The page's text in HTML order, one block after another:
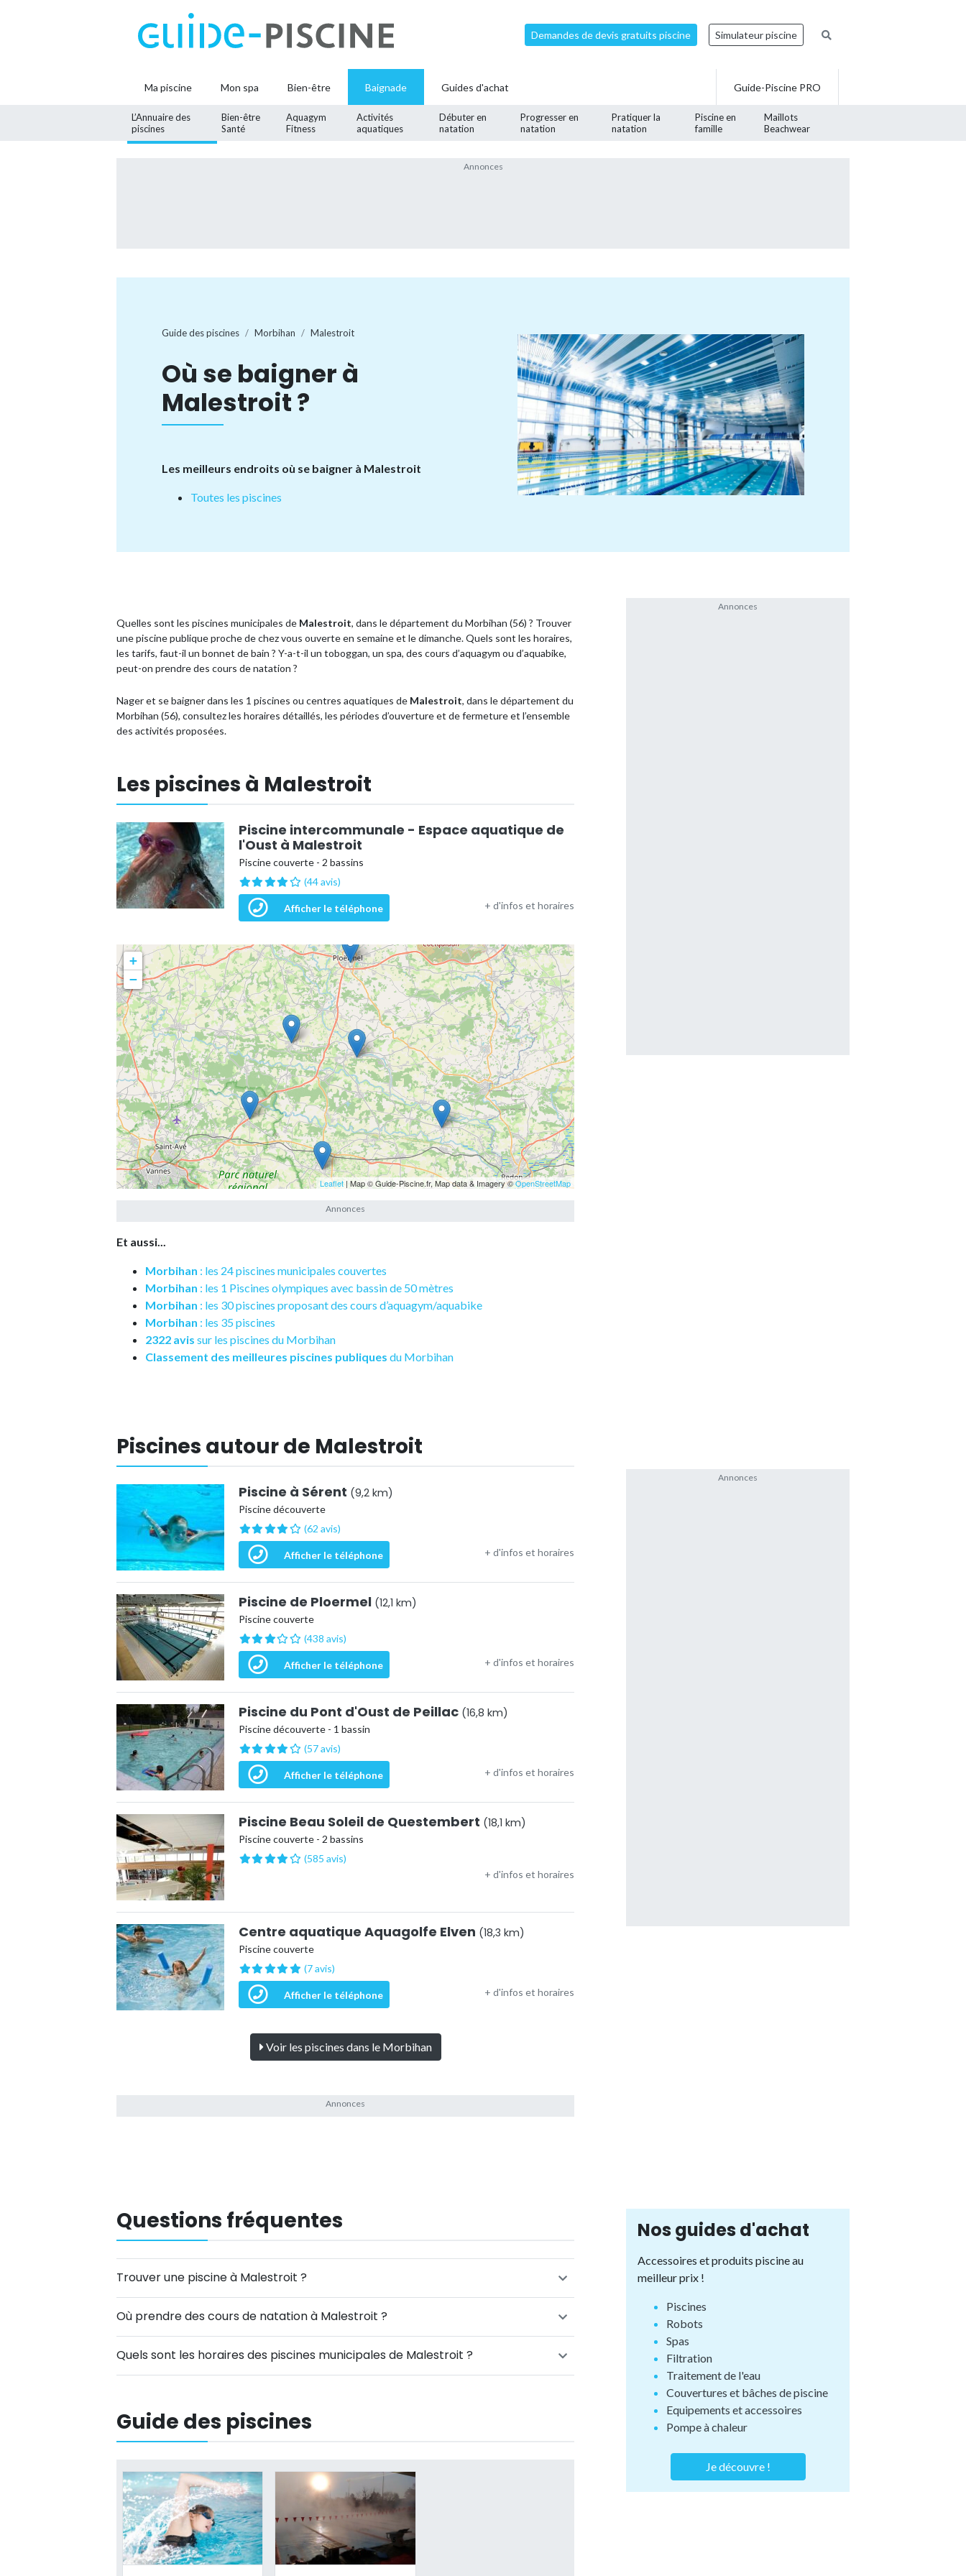
Demandes de devis gratuits piscine Simulateur piscine
Ma piscine Mon spa Bien-être Baignade
L’Annuaire des
piscines
Bien-être
Santé
Aquagym
Fitness
Activités
aquatiques
Débuter en
natation
Progresser en
natation
Pratiquer la
natation
Piscine en
famille
Maillots
Beachwear
Guides d'achat Guide-Piscine PRO
Guide des piscines Morbihan Malestroit
Où se baigner à
Malestroit ?
Les meilleurs endroits où se baigner à Malestroit
Toutes les piscines
Quelles sont les piscines municipales de Malestroit, dans le département du Morbihan (56) ? Trouver
une piscine publique proche de chez vous ouverte en semaine et le dimanche. Quels sont les horaires,
les tarifs, faut-il un bonnet de bain ? Y-a-t-il un toboggan, un spa, des cours d’aquagym ou d’aquabike,
peut-on prendre des cours de natation ?
Nager et se baigner dans les 1 piscines ou centres aquatiques de Malestroit, dans le département du
Morbihan (56), consultez les horaires détaillés, les périodes d’ouverture et de fermeture et l’ensemble
des activités proposées.
Les piscines à Malestroit
Piscine intercommunale - Espace aquatique de
l'Oust à Malestroit
Piscine couverte - 2 bassins
(44 avis)
Afficher le téléphone + d'infos et horaires
+
−
Leaflet | Map © Guide-Piscine.fr, Map data & Imagery ©OpenStreetMap
Et aussi...
Morbihan : les 24 piscines municipales couvertes
Morbihan : les 1 Piscines olympiques avec bassin de 50 mètres
Morbihan : les 30 piscines proposant des cours d’aquagym/aquabike
Morbihan : les 35 piscines
2322 avis sur les piscines du Morbihan
Classement des meilleures piscines publiques du Morbihan
Piscines autour de Malestroit
Piscine à Sérent (9,2 km)
Piscine découverte
(62 avis)
Afficher le téléphone + d'infos et horaires
Piscine de Ploermel (12,1 km)
Piscine couverte
(438 avis)
Afficher le téléphone + d'infos et horaires
Piscine du Pont d'Oust de Peillac (16,8 km)
Piscine découverte - 1 bassin
(57 avis)
Afficher le téléphone + d'infos et horaires
Piscine Beau Soleil de Questembert (18,1 km)
Piscine couverte - 2 bassins
(585 avis)
+ d'infos et horaires
Centre aquatique Aquagolfe Elven (18,3 km)
Piscine couverte
(7 avis)
Afficher le téléphone + d'infos et horaires
Voir les piscines dans le Morbihan
Questions fréquentes
Trouver une piscine à Malestroit ?
Où prendre des cours de natation à Malestroit ?
Quels sont les horaires des piscines municipales de Malestroit ?
Guide des piscines
Nos guides d'achat
Accessoires et produits piscine au
meilleur prix !
Piscines
Robots
Spas
Filtration
Traitement de l'eau
Couvertures et bâches de piscine
Equipements et accessoires
Pompe à chaleur
Je découvre !